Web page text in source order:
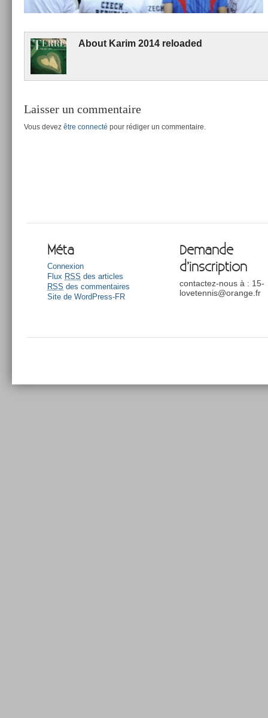
About Karim 2014 re­loaded
Laisser un commentaire
Vous devez être connecté pour rédiger un commentaire.
Méta
Connexion
Flux RSS des articles
RSS des commentaires
Site de WordPress-FR
Demande
d’inscription
contactez-nous à : 15-
lovetennis@orange.fr